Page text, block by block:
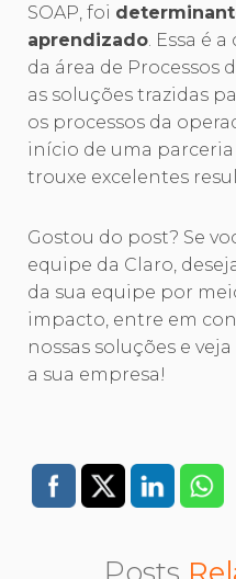
SOAP, foi
aprendizado. Essa é
da área de Processos
as soluções trazidas
os processos da
início de uma
trouxe excelentes
Gostou do post? Se
equipe da Claro,
da sua equipe por
impacto, entre em
nossas soluções e
a sua empresa!